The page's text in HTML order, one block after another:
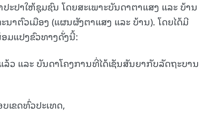
ປາໃຫ້ຊຸມຊົນ ໂດຍສະເພາະບັນດາຕາແສງ ແລະ ບ້ານ
ຕົວເມືອງ (ແຜນຜັງຕາແສງ ແລະ ບ້ານ). ໂດຍໄດ້ມີ
ມແປງຂົວທາງດັ່ງນີ້:
ວ ແລະ ບັນດາໂຄງການທີ່ໄດ້ເຊັນສັນຍາກັບລັດຖະບານ
ເຂດທົ່ວປະເທດ,